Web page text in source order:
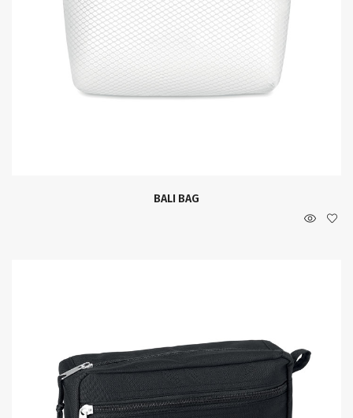
BALI BAG